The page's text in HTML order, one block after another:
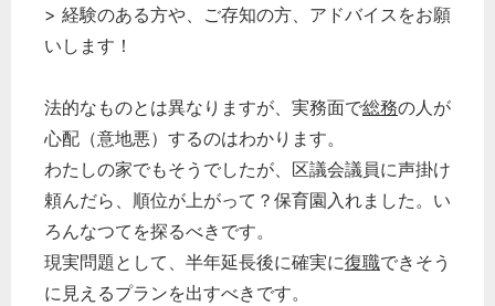
> 経験のある方や、ご存知の方、アドバイスをお願
いします！
法的なものとは異なりますが、実務面で総務の人が
心配（意地悪）するのはわかります。
わたしの家でもそうでしたが、区議会議員に声掛け
頼んだら、順位が上がって？保育園入れました。い
ろんなつてを探るべきです。
現実問題として、半年延長後に確実に復職できそう
に見えるプランを出すべきです。